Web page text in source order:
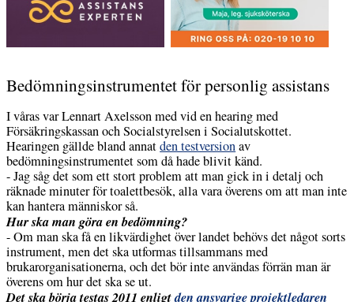
Bedömningsinstrumentet för personlig assistans
I våras var Lennart Axelsson med vid en hearing med
Försäkringskassan och Socialstyrelsen i Socialutskottet.
Hearingen gällde bland annatden testversionav
bedömningsinstrumentet som då hade blivit känd.
- Jag såg det som ett stort problem att man gick in i detalj och
räknade minuter för toalettbesök, alla vara överens om att man inte
kan hantera människor så.
Hur ska man göra en bedömning?
- Om man ska få en likvärdighet över landet behövs det något sorts
instrument, men det ska utformas tillsammans med
brukarorganisationerna, och det bör inte användas förrän man är
överens om hur det ska se ut.
Det ska börja testas 2011 enligtden ansvarige projektledaren